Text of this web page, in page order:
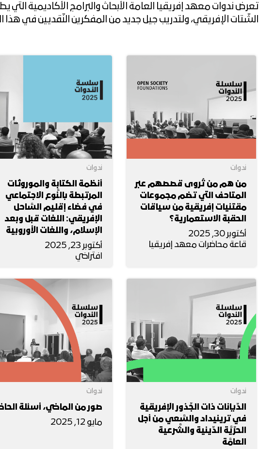
تعرض ندوات معهد إفريقيا العامة الأبحاث والبرامج الأكاديمية
الشّتات الإفريقي، ولتدريب جيل جديد من المفكرين النّقديين في هذا
ندوات
من هم من تُروى قصصهم عبر
المتاحف التي تضم مجموعات
مقتنيات إفريقية من سياقات
الحقبة الاستعمارية؟
أكتوبر 30, 2025
قاعة محاضرات معهد إفريقيا
ندوات
أنظمة الكتابة والموروثات
المرتبطة بالنَّوع الاجتماعي
في فضاء إقليم السَّاحل
الإفريقي: اللغات قبل وبعد
الإسلام، واللغات الأوروبية
أكتوبر 23, 2025
افتراضي
ندوات
الدِّيانات ذات الجِّذور الإفريقية
في ترينيداد والسَّعي من أجل
الحرِّيَّة الدِّينية والشَّرعية
العامَّة
ندوات
صور من الماضي، أسئلة
مايو 12, 2025